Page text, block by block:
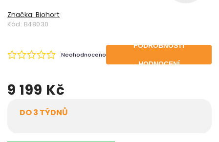
Značka: Biohort
Kód: B48030
Neohodnoceno
PODROBNOSTI
HODNOCENÍ
9 199 Kč
DO 3 TÝDNŮ